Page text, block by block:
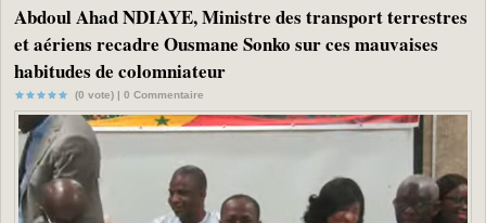
Abdoul Ahad NDIAYE, Ministre des transport terrestres
et aériens recadre Ousmane Sonko sur ces mauvaises
habitudes de colomniateur
(0 vote) | 0 Commentaire